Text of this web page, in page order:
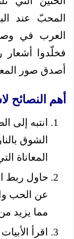
المحبّ عند
العرب في وصف
فخلّدوا
أصدق صور
أهم النصائح
انتبه إلى
الشوق
المعاناة
حاول ربط
عن الحب
مما يزيد
اقرأ